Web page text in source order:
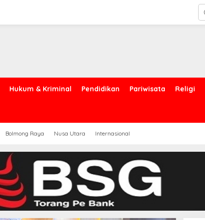
Hukum & Kriminal Pendidikan Pariwisata Religi
Bolmong Raya Nusa Utara Internasional